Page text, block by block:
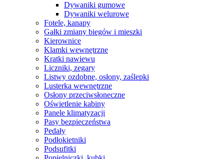
Dywaniki gumowe
Dywaniki welurowe
Fotele, kanapy
Gałki zmiany biegów i mieszki
Kierownice
Klamki wewnętrzne
Kratki nawiewu
Liczniki, zegary
Listwy ozdobne, osłony, zaślepki
Lusterka wewnętrzne
Osłony przeciwsłoneczne
Oświetlenie kabiny
Panele klimatyzacji
Pasy bezpieczeństwa
Pedały
Podłokietniki
Podsufitki